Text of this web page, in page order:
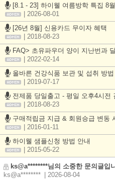
[8.1 - 23] 하이웰 여름방학 특집 8
| 2026-08-01
[26년 8월] 신용카드 무이자 혜택
| 2018-08-23
FAQ> 초유파우더 양이 지난번과
| 2022-02-14
올바른 건강식품 보관 및 섭취 방법
| 2019-07-17
전제품 당일출고 - 평일 오후4시전
| 2018-08-23
구매적립금 지급 & 회원승급 변동
| 2016-01-11
하이웰 샘플신청 방법 안내
| 2015-05-22
ks@a********님의 소중한 문의글입
ks@a********
| 2026-08-04